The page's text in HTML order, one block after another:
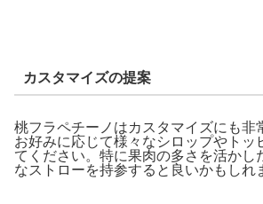
カスタマイズの提案
桃フラペチーノはカスタマイズにも非
お好みに応じて様々なシロップやトッ
てください。特に果肉の多さを活かし
なストローを持参すると良いかもしれ